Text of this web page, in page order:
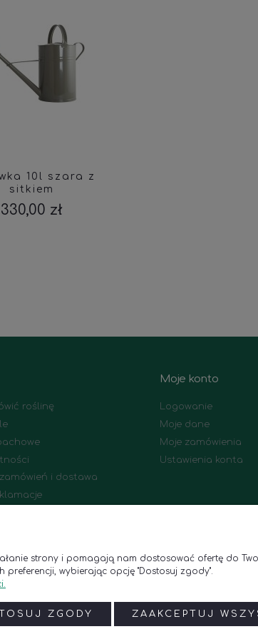
10l szara z
sitkiem
330,00 zł
roślinę
i dostawa
Moje konto
Logowanie
Moje dane
Moje zamówienia
Ustawienia konta
- piątek: 8:00–18:00
sobota: 9:00–17:00
Telefon:
E-mail:
strony i pomagają nam dostosować ofertę do
wybierając opcję "Dostosuj zgody".
ZGODY ZAAKCEPTUJ